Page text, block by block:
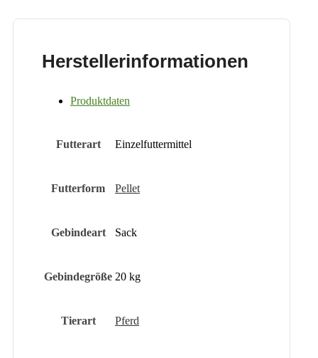
Herstellerinformationen
Produktdaten
Futterart Einzelfuttermittel
Futterform Pellet
Gebindeart Sack
Gebindegröße 20 kg
Tierart Pferd